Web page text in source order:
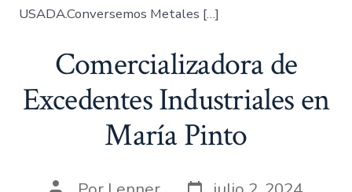
USADA.Conversemos Metales […]
Comercializadora de
Excedentes Industriales en
María Pinto
Autor Fecha